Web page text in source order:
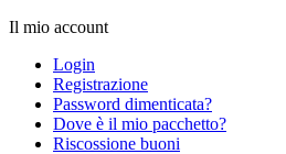
Il mio account
Login
Registrazione
Password dimenticata?
Dove è il mio pacchetto?
Riscossione buoni